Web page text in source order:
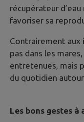
récupérateur
favoriser sa
Contrairement aux
pas dans les
entretenues, mais
du quotidien
Les bons gestes à